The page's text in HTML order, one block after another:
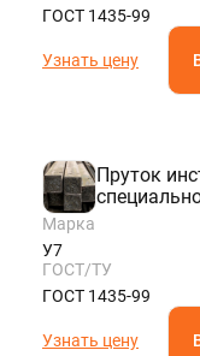
ГОСТ 1435-99
Узнать цену
Пруток
Марка
У7
ГОСТ/ТУ
ГОСТ 1435-99
Узнать цену